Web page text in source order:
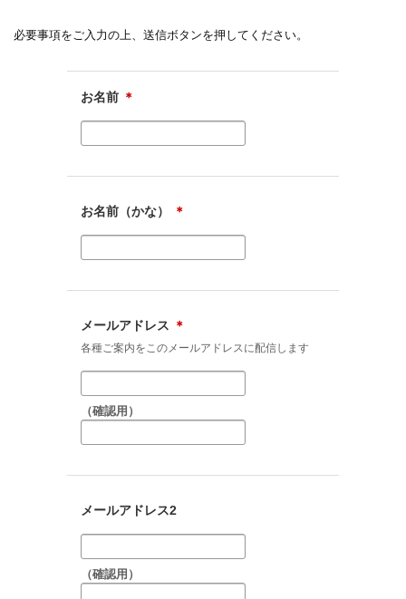
必要事項をご入力の上、送信ボタンを押してください。
お名前 ＊
お名前（かな） ＊
メールアドレス ＊
各種ご案内をこのメールアドレスに配信します
（確認用）
メールアドレス2
（確認用）